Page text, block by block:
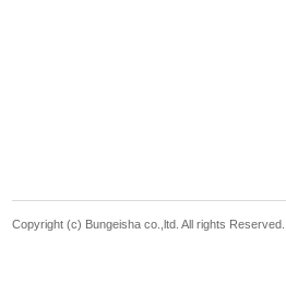
Copyright (c) Bungeisha co.,ltd. All rights Reserved.